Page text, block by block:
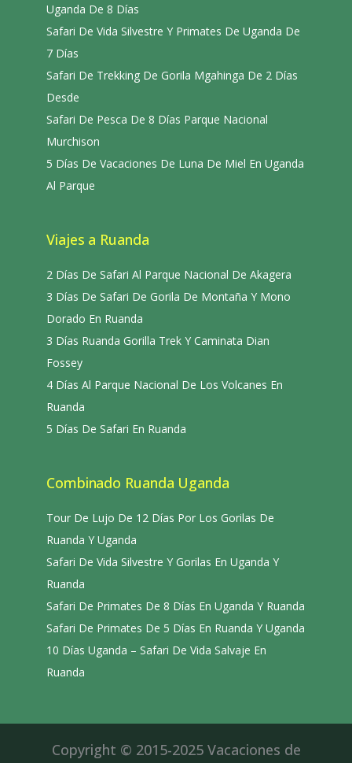
Uganda De 8 Días
Safari De Vida Silvestre Y Primates De Uganda De
7 Días
Safari De Trekking De Gorila Mgahinga De 2 Días
Desde
Safari De Pesca De 8 Días Parque Nacional
Murchison
5 Días De Vacaciones De Luna De Miel En Uganda
Al Parque
Viajes a Ruanda
2 Días De Safari Al Parque Nacional De Akagera
3 Días De Safari De Gorila De Montaña Y Mono
Dorado En Ruanda
3 Días Ruanda Gorilla Trek Y Caminata Dian
Fossey
4 Días Al Parque Nacional De Los Volcanes En
Ruanda
5 Días De Safari En Ruanda
Combinado Ruanda Uganda
Tour De Lujo De 12 Días Por Los Gorilas De
Ruanda Y Uganda
Safari De Vida Silvestre Y Gorilas En Uganda Y
Ruanda
Safari De Primates De 8 Días En Uganda Y Ruanda
Safari De Primates De 5 Días En Ruanda Y Uganda
10 Días Uganda – Safari De Vida Salvaje En
Ruanda
Copyright © 2015-2025 Vacaciones de